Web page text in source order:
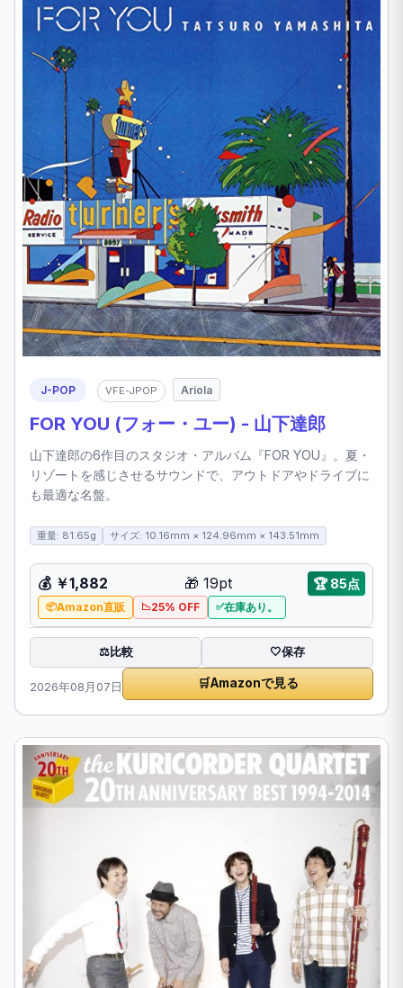
J-POP VFE-JPOP Ariola
FOR YOU (フォー・ユー) - 山下達郎
山下達郎の6作目のスタジオ・アルバム『FOR YOU』。夏・
リゾートを感じさせるサウンドで、アウトドアやドライブに
も最適な名盤。
重量: 81.65g サイズ: 10.16mm × 124.96mm × 143.51mm
💰 ￥1,882 🎁 19pt 🏆85点
Amazon直販 25% OFF 在庫あり。
⚖️比較 🤍保存
2026年08月07日 🛒Amazonで見る